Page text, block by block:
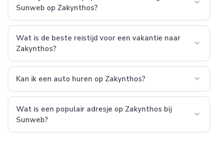
Sunweb op Zakynthos?
expand_more
Wat is de beste reistijd voor een vakantie naar
Zakynthos?
expand_more
Kan ik een auto huren op Zakynthos? expand_more
Wat is een populair adresje op Zakynthos bij
Sunweb?
expand_more